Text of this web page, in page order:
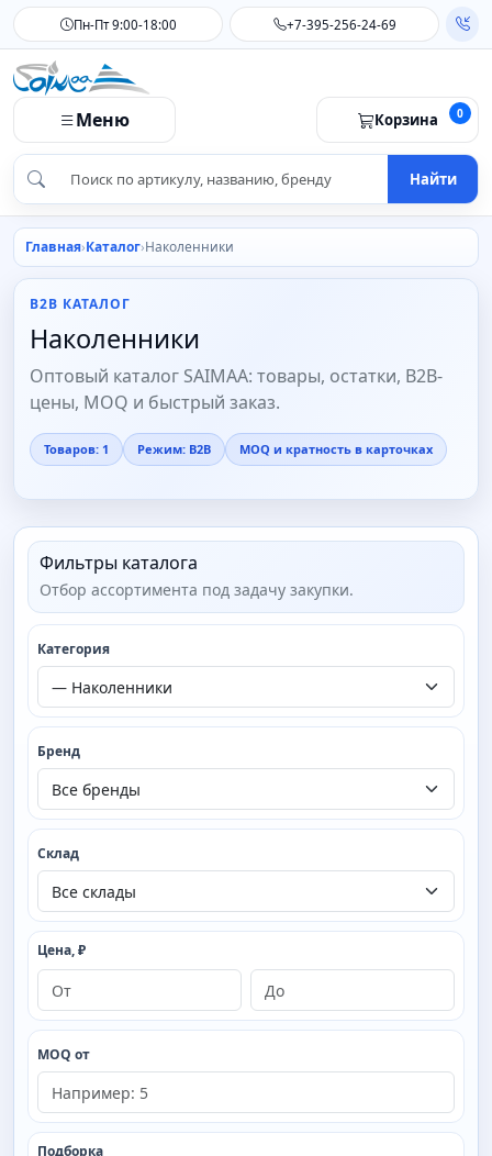
Пн-Пт 9:00-18:00 +7-395-256-24-69
Меню Корзина 0
Найти
Главная Каталог Наколенники
B2B КАТАЛОГ
Наколенники
Оптовый каталог SAIMAA: товары, остатки, B2B-
цены, MOQ и быстрый заказ.
Товаров: 1 Режим: B2B MOQ и кратность в карточках
Фильтры каталога
Отбор ассортимента под задачу закупки.
Категория
Бренд
Склад
Цена, ₽
MOQ от
Подборка